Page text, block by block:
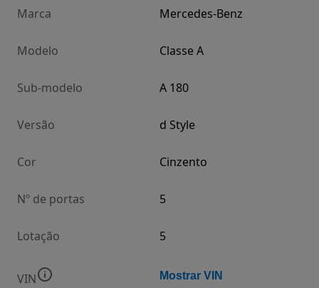
Marca Mercedes-Benz
Modelo Classe A
Sub-modelo A 180
Versão d Style
Cor Cinzento
Nº de portas 5
Lotação 5
VIN Mostrar VIN